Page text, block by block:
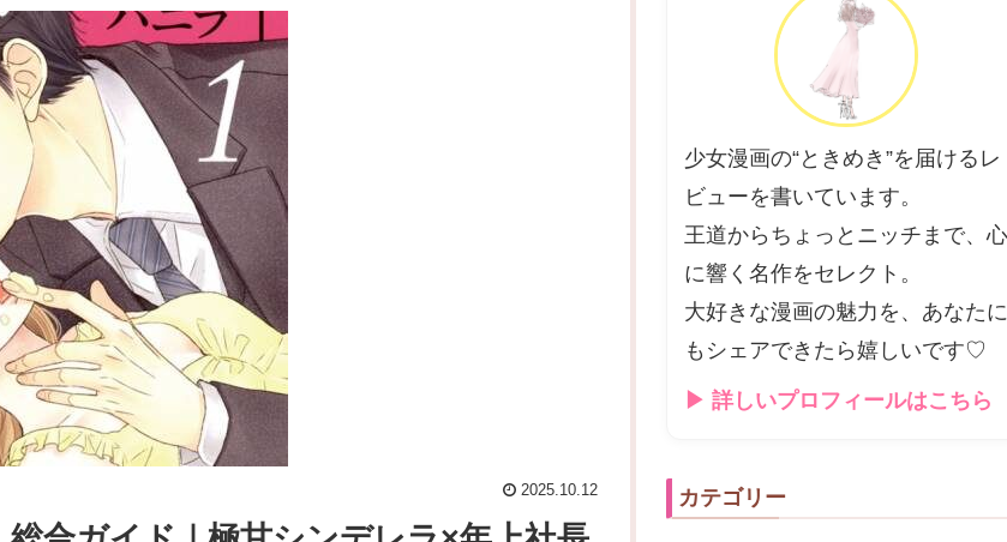
2025.10.12
少女漫画の“ときめき”を届けるレ
ビューを書いています。
王道からちょっとニッチまで、心
に響く名作をセレクト。
大好きな漫画の魅力を、あなたに
もシェアできたら嬉しいです♡
▶ 詳しいプロフィールはこちら
カテゴリー